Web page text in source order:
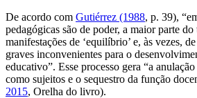
De acordo com Gutiérrez (1988, p. 39),
pedagógicas são de poder, a maior parte
manifestações de ‘equilíbrio’ e, às vezes,
graves inconvenientes para o
educativo”. Esse processo gera “a
como sujeitos e o sequestro da função
2015, Orelha do livro).